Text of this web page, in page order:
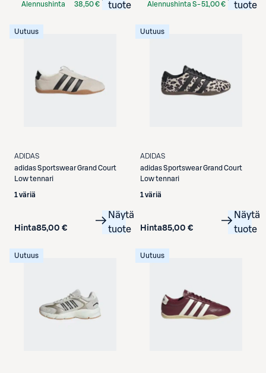
Alennushinta
38,50 €
tuote
Alennushinta S-51,00 €
tuote
Uutuus
ADIDAS
adidasSportswear Grand Court
Low tennari
1 väriä
Hinta85,00 €
Näytä
tuote
Uutuus
ADIDAS
adidasSportswear Grand Court
Low tennari
1 väriä
Hinta85,00 €
Näytä
tuote
Uutuus Uutuus